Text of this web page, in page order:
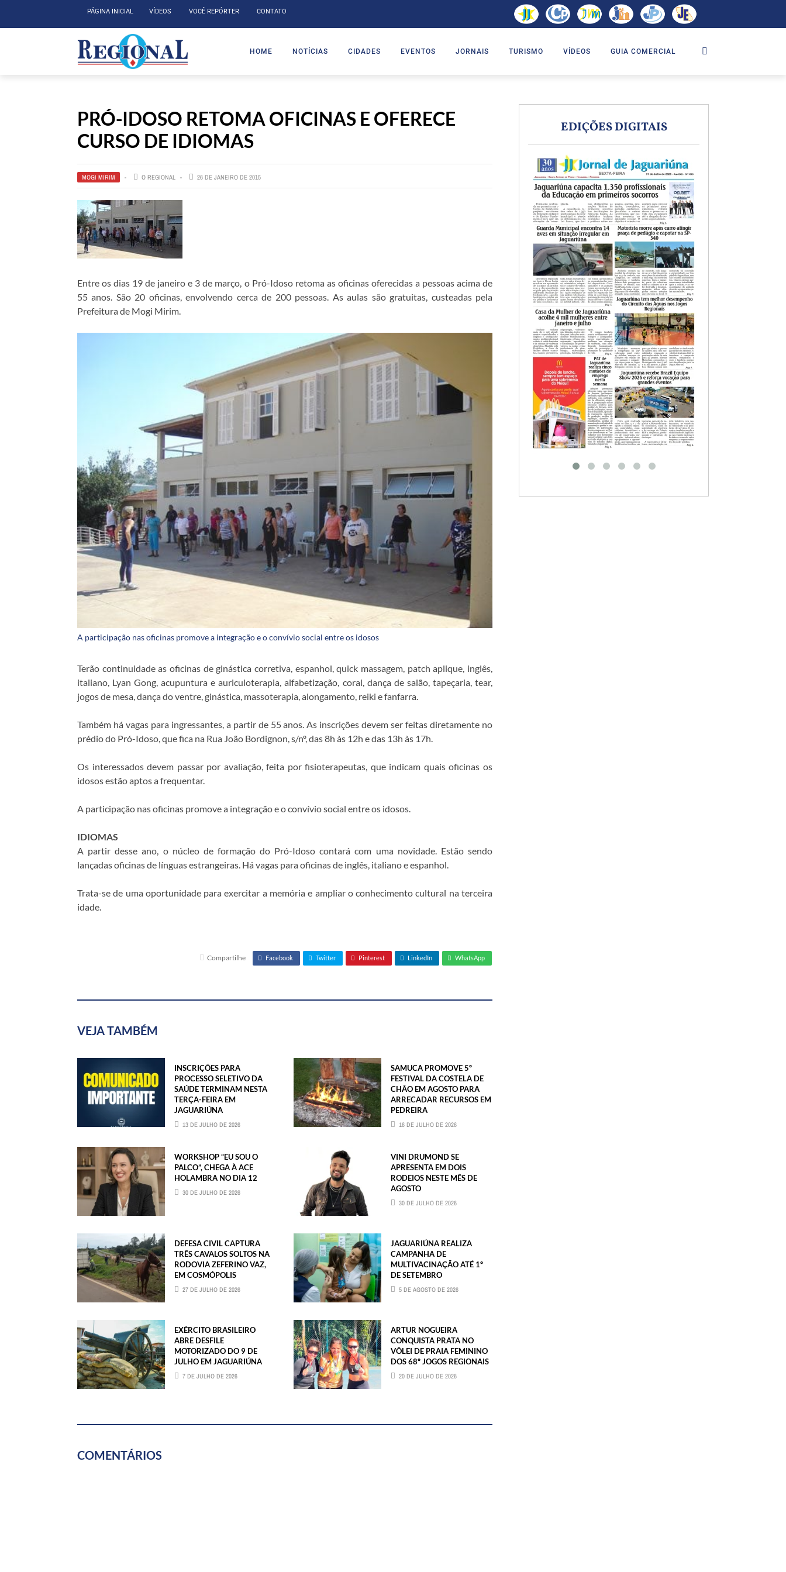
PÁGINA INICIAL VÍDEOS VOCÊ REPÓRTER CONTATO
HOME NOTÍCIAS CIDADES EVENTOS JORNAIS TURISMO VÍDEOS GUIA COMERCIAL
PRÓ-IDOSO RETOMA OFICINAS E OFERECE
CURSO DE IDIOMAS
MOGI MIRIM O REGIONAL 26 DE JANEIRO DE 2015
Entre os dias 19 de janeiro e 3 de março, o Pró-Idoso retoma as oficinas oferecidas a pessoas acima de
55 anos. São 20 oficinas, envolvendo cerca de 200 pessoas. As aulas são gratuitas, custeadas pela
Prefeitura de Mogi Mirim.
A participação nas oficinas promove a integração e o convívio social entre os idosos
Terão continuidade as oficinas de ginástica corretiva, espanhol, quick massagem, patch aplique, inglês,
italiano, Lyan Gong, acupuntura e auriculoterapia, alfabetização, coral, dança de salão, tapeçaria, tear,
jogos de mesa, dança do ventre, ginástica, massoterapia, alongamento, reiki e fanfarra.
Também há vagas para ingressantes, a partir de 55 anos. As inscrições devem ser feitas diretamente no
prédio do Pró-Idoso, que fica na Rua João Bordignon, s/nº, das 8h às 12h e das 13h às 17h.
Os interessados devem passar por avaliação, feita por fisioterapeutas, que indicam quais oficinas os
idosos estão aptos a frequentar.
A participação nas oficinas promove a integração e o convívio social entre os idosos.
IDIOMAS
A partir desse ano, o núcleo de formação do Pró-Idoso contará com uma novidade. Estão sendo
lançadas oficinas de línguas estrangeiras. Há vagas para oficinas de inglês, italiano e espanhol.
Trata-se de uma oportunidade para exercitar a memória e ampliar o conhecimento cultural na terceira
idade.
Compartilhe Facebook Twitter Pinterest LinkedIn WhatsApp
VEJA TAMBÉM
INSCRIÇÕES PARA
PROCESSO SELETIVO DA
SAÚDE TERMINAM NESTA
TERÇA-FEIRA EM
JAGUARIÚNA
13 DE JULHO DE 2026
SAMUCA PROMOVE 5º
FESTIVAL DA COSTELA DE
CHÃO EM AGOSTO PARA
ARRECADAR RECURSOS EM
PEDREIRA
16 DE JULHO DE 2026
WORKSHOP “EU SOU O
PALCO”, CHEGA À ACE
HOLAMBRA NO DIA 12
30 DE JULHO DE 2026
VINI DRUMOND SE
APRESENTA EM DOIS
RODEIOS NESTE MÊS DE
AGOSTO
30 DE JULHO DE 2026
DEFESA CIVIL CAPTURA
TRÊS CAVALOS SOLTOS NA
RODOVIA ZEFERINO VAZ,
EM COSMÓPOLIS
27 DE JULHO DE 2026
JAGUARIÚNA REALIZA
CAMPANHA DE
MULTIVACINAÇÃO ATÉ 1º
DE SETEMBRO
5 DE AGOSTO DE 2026
EXÉRCITO BRASILEIRO
ABRE DESFILE
MOTORIZADO DO 9 DE
JULHO EM JAGUARIÚNA
7 DE JULHO DE 2026
ARTUR NOGUEIRA
CONQUISTA PRATA NO
VÔLEI DE PRAIA FEMININO
DOS 68º JOGOS REGIONAIS
20 DE JULHO DE 2026
COMENTÁRIOS
EDIÇÕES DIGITAIS